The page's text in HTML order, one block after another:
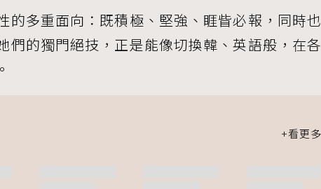
的多重面向：既積極、堅強、睚眥必報，同時也
們的獨門絕技，正是能像切換韓、英語般，在各